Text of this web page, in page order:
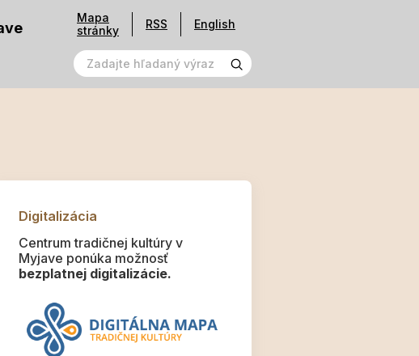
Mapa
stránky
RSS English
Digitalizácia
Centrum tradičnej kultúry v
Myjave ponúka možnosť
bezplatnej digitalizácie.